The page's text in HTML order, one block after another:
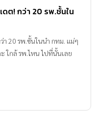
ต! กว่า 20 รพ.ชั้นใน
20 รพ.ชั้นในนำ กทม. แม่ๆ
ใกล้ รพ.ไหน ไปที่นั้นเลย